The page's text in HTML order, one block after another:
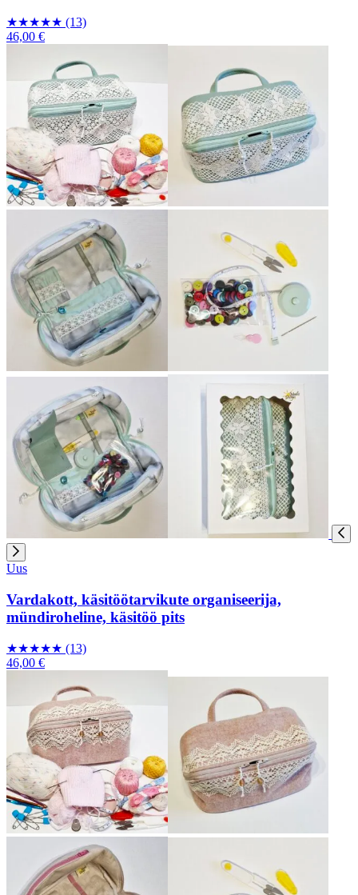
★★★★★ (13)
46,00 €
Uus
Vardakott, käsitöötarvikute organiseerija,
mündiroheline, käsitöö pits
★★★★★ (13)
46,00 €